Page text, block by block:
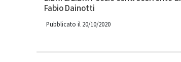
Fabio Dainotti
Pubblicato il 20/10/2020